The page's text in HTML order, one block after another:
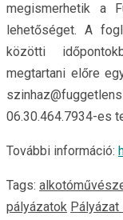
megismerhetik a
lehetőséget. A
közötti
megtartani előre
06.30.464.7934-es
További információ:
Tags:
pályázatok